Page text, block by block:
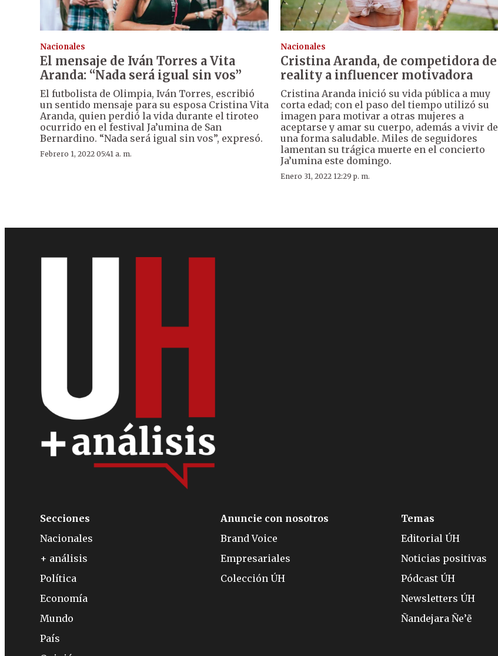
Nacionales
El mensaje de Iván Torres a Vita
Aranda: “Nada será igual sin vos”
El futbolista de Olimpia, Iván Torres, escribió
un sentido mensaje para su esposa Cristina Vita
Aranda, quien perdió la vida durante el tiroteo
ocurrido en el festival Ja’umina de San
Bernardino. “Nada será igual sin vos”, expresó.
Febrero 1, 2022 05:41 a. m.
Nacionales
Cristina Aranda, de competidora de
reality a influencer motivadora
Cristina Aranda inició su vida pública a muy
corta edad; con el paso del tiempo utilizó su
imagen para motivar a otras mujeres a
aceptarse y amar su cuerpo, además a vivir de
una forma saludable. Miles de seguidores
lamentan su trágica muerte en el concierto
Ja’umina este domingo.
Enero 31, 2022 12:29 p. m.
Secciones
Nacionales
+ análisis
Política
Economía
Mundo
País
Anuncie con nosotros
Brand Voice
Empresariales
Colección ÚH
Temas
Editorial ÚH
Noticias positivas
Pódcast ÚH
Newsletters ÚH
Ñandejara Ñe’ẽ